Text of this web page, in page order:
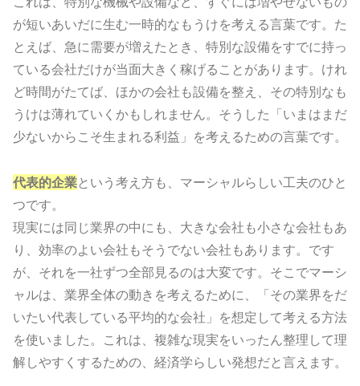
が短いあいだに生む一時的なもうけを考える言葉です。た
とえば、急に需要が増えたとき、特別な設備をすでに持っ
ている会社だけが当面大きく稼げることがあります。けれ
ど時間がたてば、ほかの会社も設備を整え、その特別なも
うけは薄れていくかもしれません。そうした「いまはまだ
少ないからこそ生まれる利益」を考えるための言葉です。
代表的企業という考え方も、マーシャルらしい工夫のひと
つです。
現実には同じ業界の中にも、大きな会社も小さな会社もあ
り、効率のよい会社もそうでない会社もあります。です
が、それを一社ずつ全部見るのは大変です。そこでマーシ
ャルは、業界全体の動きを考えるために、「その業界をだ
いたい代表している平均的な会社」を想定して考える方法
を使いました。これは、複雑な現実をいったん整理して理
解しやすくするための、経済学らしい発想だと言えます。